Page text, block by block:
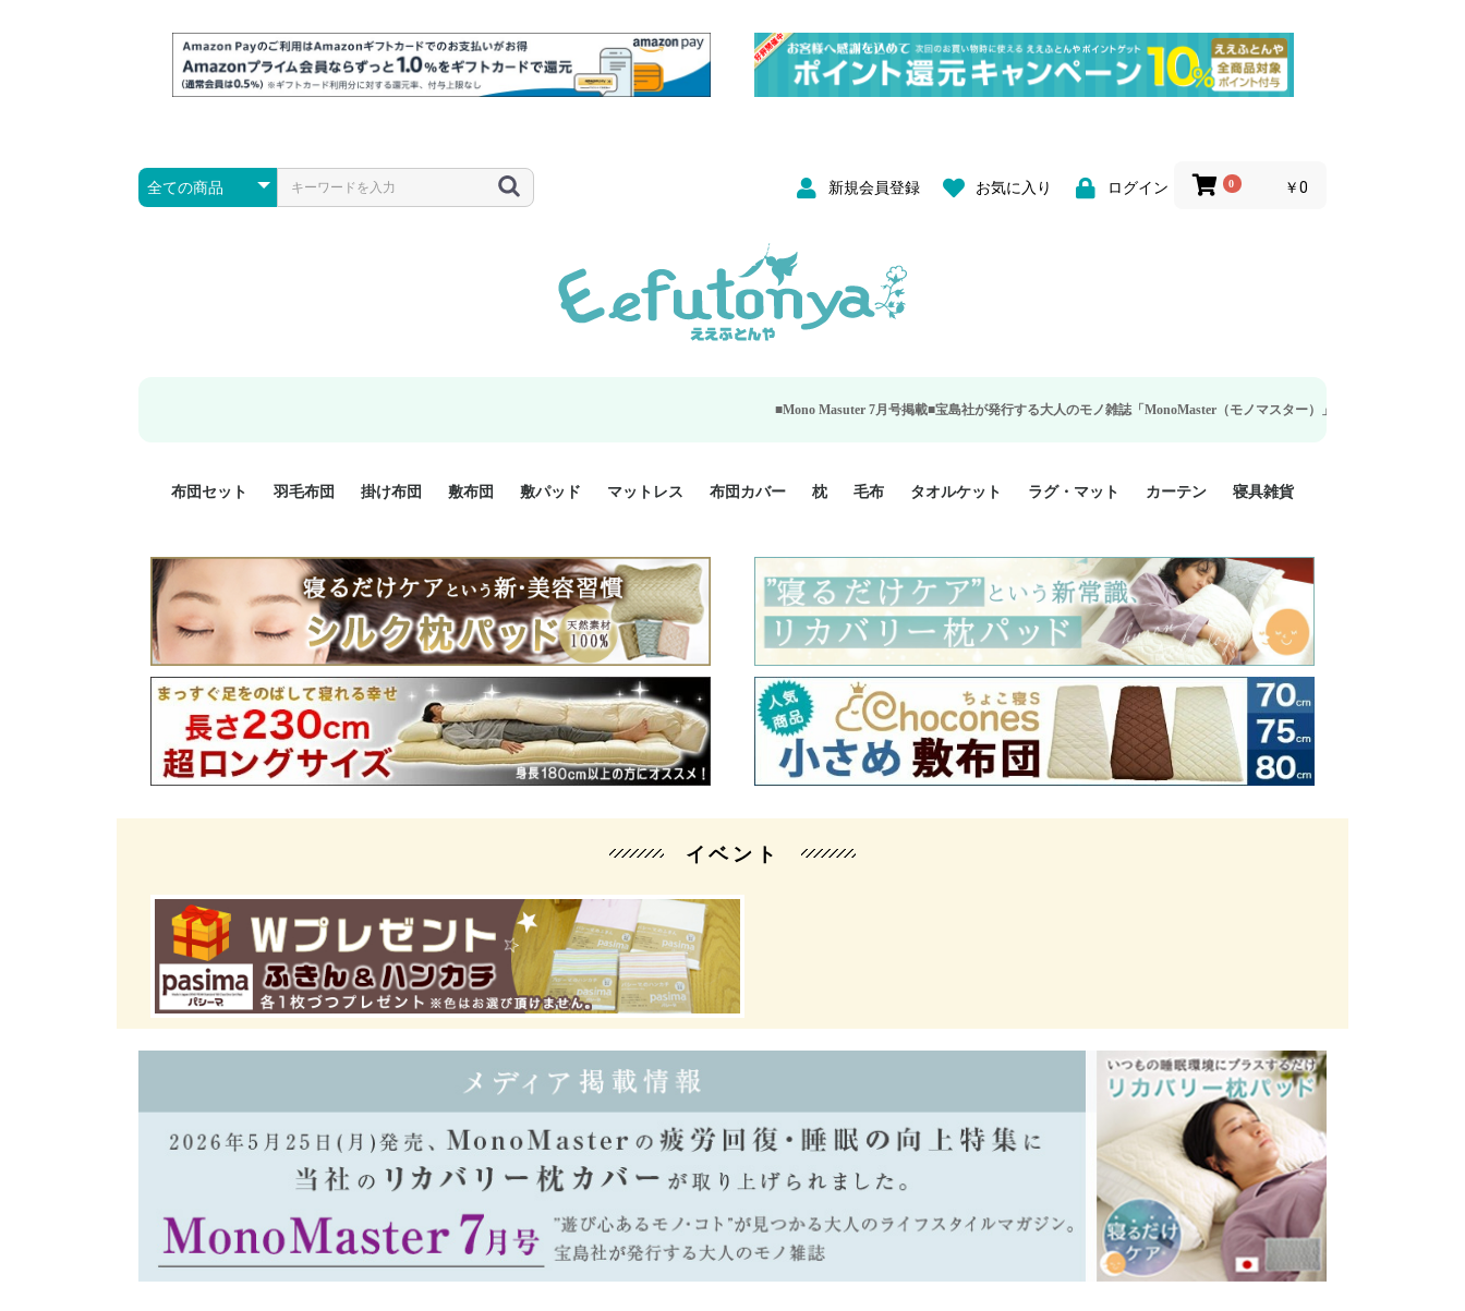
新規会員登録 お気に入り ログイン 0 ￥0
■Mono Masuter 7月号掲載■宝島社が発行する大人のモノ雑誌「MonoMaster（モノマスター）」の疲労回復・睡眠の向上特集に当社
布団セット
羽毛布団セット 2点セット
3点セット
4点セット
5点セット
6点セット
エクセルゴールド
ロイヤルゴールド
マザーダックダウン
小さい布団セット
大きい布団セット
掛け布団セット 2点セット
3点セット
4点セット
6点セット
敷布団セット 2点セット
3点セット
羽毛布団
プレミアムゴールド
ロイヤルゴールド
エクセルゴールド
ニューゴールド
マザーダックダウン
マザーグースダウン
スーパーロングサイズ
洗える羽毛布団
肌掛け布団
掛け布団
防ダニ掛け布団
洗える掛け布団
小さい掛け布団
大きい掛け布団
肌掛け布団
敷布団
防ダニ敷布団
小さい敷布団 70cm幅 ミニシングル
75cm幅 ショートセミシ
ングル
80cm幅 セミシングル
大きい敷布団
機能性敷布団
敷パッド
シングルサイズ敷パッド
小さい敷パッド
大きい敷パッド
シルク敷パッド
枕パッド
シルク枕パッド
除湿シート
接触冷感パッド
暖かパッド
ガーゼケット
オーガニックコットン
ベッドパッド
パッドセット
マットレス 布団カバー
掛け布団カバー ジュニア 掛け布団カバー
シングル 掛け布団カバー
シングルロング 掛け布団
カバー
セミダブル 掛け布団カバ
ー
ダブル 掛け布団カバー
ダブルロング 掛け布団カ
バー
クィーン 掛け布団カバー
暖か 掛け布団カバー
敷布団カバー ジュニア 敷布団カバー
セミシングル 敷布団カバ
ー
シングル 敷布団カバー
シングルロング 敷布団カ
バー
ダブル 敷布団カバー
枕カバー 35x50cm 枕カバー
43x63cm 枕カバー
50x70cm 枕カバー
シルク 枕カバー
BOXシーツ シングル BOXシーツ
シングルロング BOXシー
ツ
セミダブル BOXシーツ
ダブル BOXシーツ
スーパーロング BOXシー
ツ
防ダニカバー
クッションカバー
オーガニックコットン
カバーセット カバー2点セット
カバー3点セット
枕
小さめ 35×50cm
やや小さめ 35×55cm
普通 43×63cm
大きめ 50×70cm
パイプ枕
高反発枕
低反発枕
機能性枕・その他枕
毛布 タオルケット
ハーフサイズ
シングルサイズ
セミダブルサイズ
ダブルサイズ
接触冷感
天然素材 綿100%
ラグ・マット カーテン
既成カーテンのサイズ
遮光カーテン
レース・シアーカーテン
Disney ディズニーカーテ
ン
MOOMIN ムーミンカーテ
ン
PEANUTS ピーナツカー
テン (SNOOPY スヌーピ
ー)
寝具雑貨
美容・化粧品
シルク寝具・雑貨
HURONテクノロジー リ
カバリー寝具
ソファカバー
ひざ掛け
パジャマ
クッション
玄関・フロアーマット
ペット用ベッド
インテリア
その他寝具雑貨
イベント